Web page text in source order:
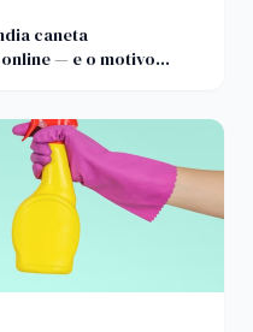
caneta
— e o motivo